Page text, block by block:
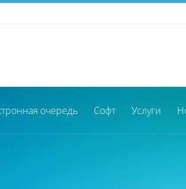
очередь Софт Услуги